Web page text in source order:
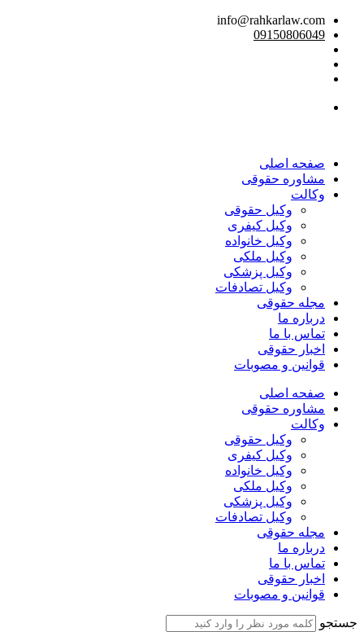
info@rahkarlaw.com
09150806049
صفحه اصلی
مشاوره حقوقی
وکالت
وکیل حقوقی
وکیل کیفری
وکیل خانواده
وکیل ملکی
وکیل پزشکی
وکیل تصادفات
مجله حقوقی
درباره ما
تماس با ما
اخبار حقوقی
قوانین و مصوبات
صفحه اصلی
مشاوره حقوقی
وکالت
وکیل حقوقی
وکیل کیفری
وکیل خانواده
وکیل ملکی
وکیل پزشکی
وکیل تصادفات
مجله حقوقی
درباره ما
تماس با ما
اخبار حقوقی
قوانین و مصوبات
جستجو